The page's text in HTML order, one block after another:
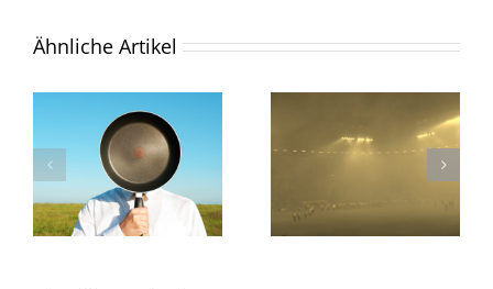
Ähnliche Artikel